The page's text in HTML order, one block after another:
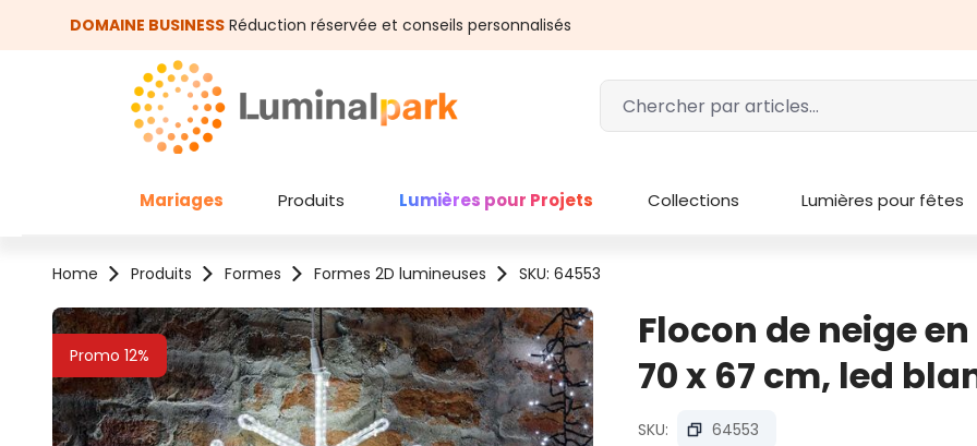
au contenu principal
Passer à la recherche
DOMAINE BUSINESS Réduction réservée et conseils personnalisés
Mariages Produits Lumières pour Projets Collections Lumières pour fêtes
Home Produits Formes Formes 2D lumineuses SKU: 64553
Promo 12%
Ignorer la galerie d'images
Flocon de neige
70 x 67 cm, led
SKU: 64553